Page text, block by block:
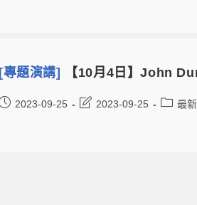
[專題演講] 【10月4日】John
2023-09-25 2023-09-25 最